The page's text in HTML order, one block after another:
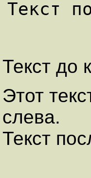
Текст до
Этот
слева.
Текст